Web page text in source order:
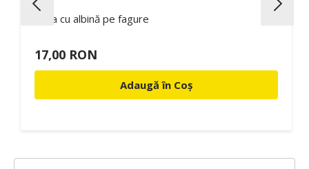
Cana cu albină pe fagure
17,00 RON
Adaugă în Coș